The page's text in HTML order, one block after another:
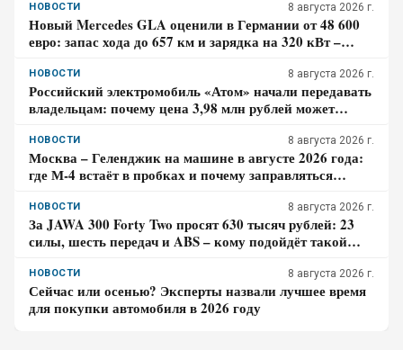
НОВОСТИ 8 августа 2026 г.
Новый Mercedes GLA оценили в Германии от 48 600
евро: запас хода до 657 км и зарядка на 320 кВт –
НОВОСТИ 8 августа 2026 г.
Российский электромобиль «Атом» начали передавать
владельцам: почему цена 3,98 млн рублей может
НОВОСТИ 8 августа 2026 г.
Москва – Геленджик на машине в августе 2026 года:
где М-4 встаёт в пробках и почему заправляться
НОВОСТИ 8 августа 2026 г.
За JAWA 300 Forty Two просят 630 тысяч рублей: 23
силы, шесть передач и ABS – кому подойдёт такой
НОВОСТИ 8 августа 2026 г.
Сейчас или осенью? Эксперты назвали лучшее время
для покупки автомобиля в 2026 году